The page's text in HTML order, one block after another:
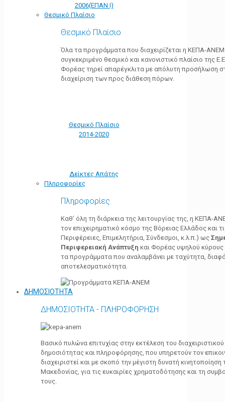
2006(ΕΠΑΝ Ι)
Θεσμικό Πλαίσιο
Θεσμικό Πλαίσιο
Όλα τα προγράμματα που διαχειρίζεται η ΚΕΠΑ-
συγκεκριμένο θεσμικό και κανονιστικό πλαίσιο της
Φορέας τηρεί απαρέγκλιτα με απόλυτη προσήλωση
διαχείριση των προς διάθεση πόρων.
Θεσμικό Πλαίσιο
2014-2020
Δείκτες Απάτης
Πληροφορίες
Πληροφορίες
Καθ’ όλη τη διάρκεια της λειτουργίας της, η ΚΕΠΑ-
τον επιχειρηματικό κόσμο της Βόρειας Ελλάδος και
Περιφέρειες, Επιμελητήρια, Σύνδεσμοι, κ.λ.π.) ως
Περιφερειακή Ανάπτυξη και Φορέας υψηλού κύρους
τα προγράμματα που αναλαμβάνει με ταχύτητα,
αποτελεσματικότητα.
ΔΗΜΟΣΙΟΤΗΤΑ
ΔΗΜΟΣΙΟΤΗΤΑ - ΠΛΗΡΟΦΟΡΗΣΗ
Βασικό πυλώνα επιτυχίας στην εκτέλεση του
δημοσιότητας και πληροφόρησης, που υπηρετούν τον
διαχειριστεί και με σκοπό την μέγιστη δυνατή
Μακεδονίας, για τις ευκαιρίες χρηματοδότησης και τη
τους.